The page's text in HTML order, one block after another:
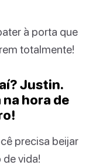
à porta que
totalmente!
Justin.
hora de
precisa beijar
de vida!